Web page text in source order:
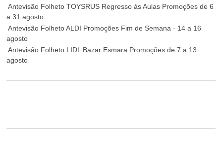
Antevisão Folheto TOYSRUS Regresso às Aulas Promoções de 6
a 31 agosto
Antevisão Folheto ALDI Promoções Fim de Semana - 14 a 16
agosto
Antevisão Folheto LIDL Bazar Esmara Promoções de 7 a 13
agosto